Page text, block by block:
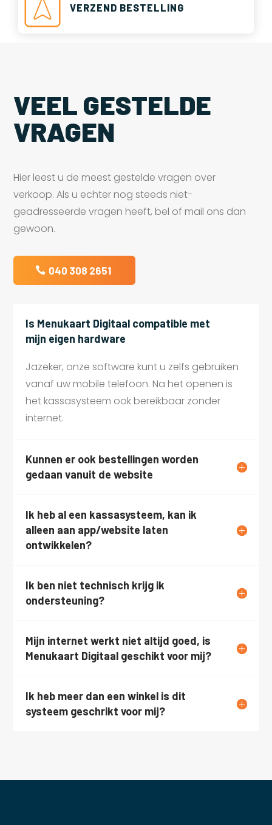
VERZEND BESTELLING
VEEL GESTELDE
VRAGEN
Hier leest u de meest gestelde vragen over
verkoop. Als u echter nog steeds niet-
geadresseerde vragen heeft, bel of mail ons dan
gewoon.
040 308 2651
Is Menukaart Digitaal compatible met
mijn eigen hardware
Jazeker, onze software kunt u zelfs gebruiken
vanaf uw mobile telefoon. Na het openen is
het kassasysteem ook bereikbaar zonder
internet.
Kunnen er ook bestellingen worden
gedaan vanuit de website
Ik heb al een kassasysteem, kan ik
alleen aan app/website laten
ontwikkelen?
Ik ben niet technisch krijg ik
ondersteuning?
Mijn internet werkt niet altijd goed, is
Menukaart Digitaal geschikt voor mij?
Ik heb meer dan een winkel is dit
systeem geschrikt voor mij?